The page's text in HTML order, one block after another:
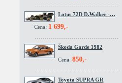
Lotus 72D D.Walker -…
Cena: 1 699,-
Škoda Garde 1982
Cena: 850,-
Toyota SUPRA GR